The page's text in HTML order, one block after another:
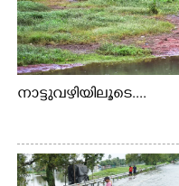
നാട്ടുവഴിയിലൂടെ....